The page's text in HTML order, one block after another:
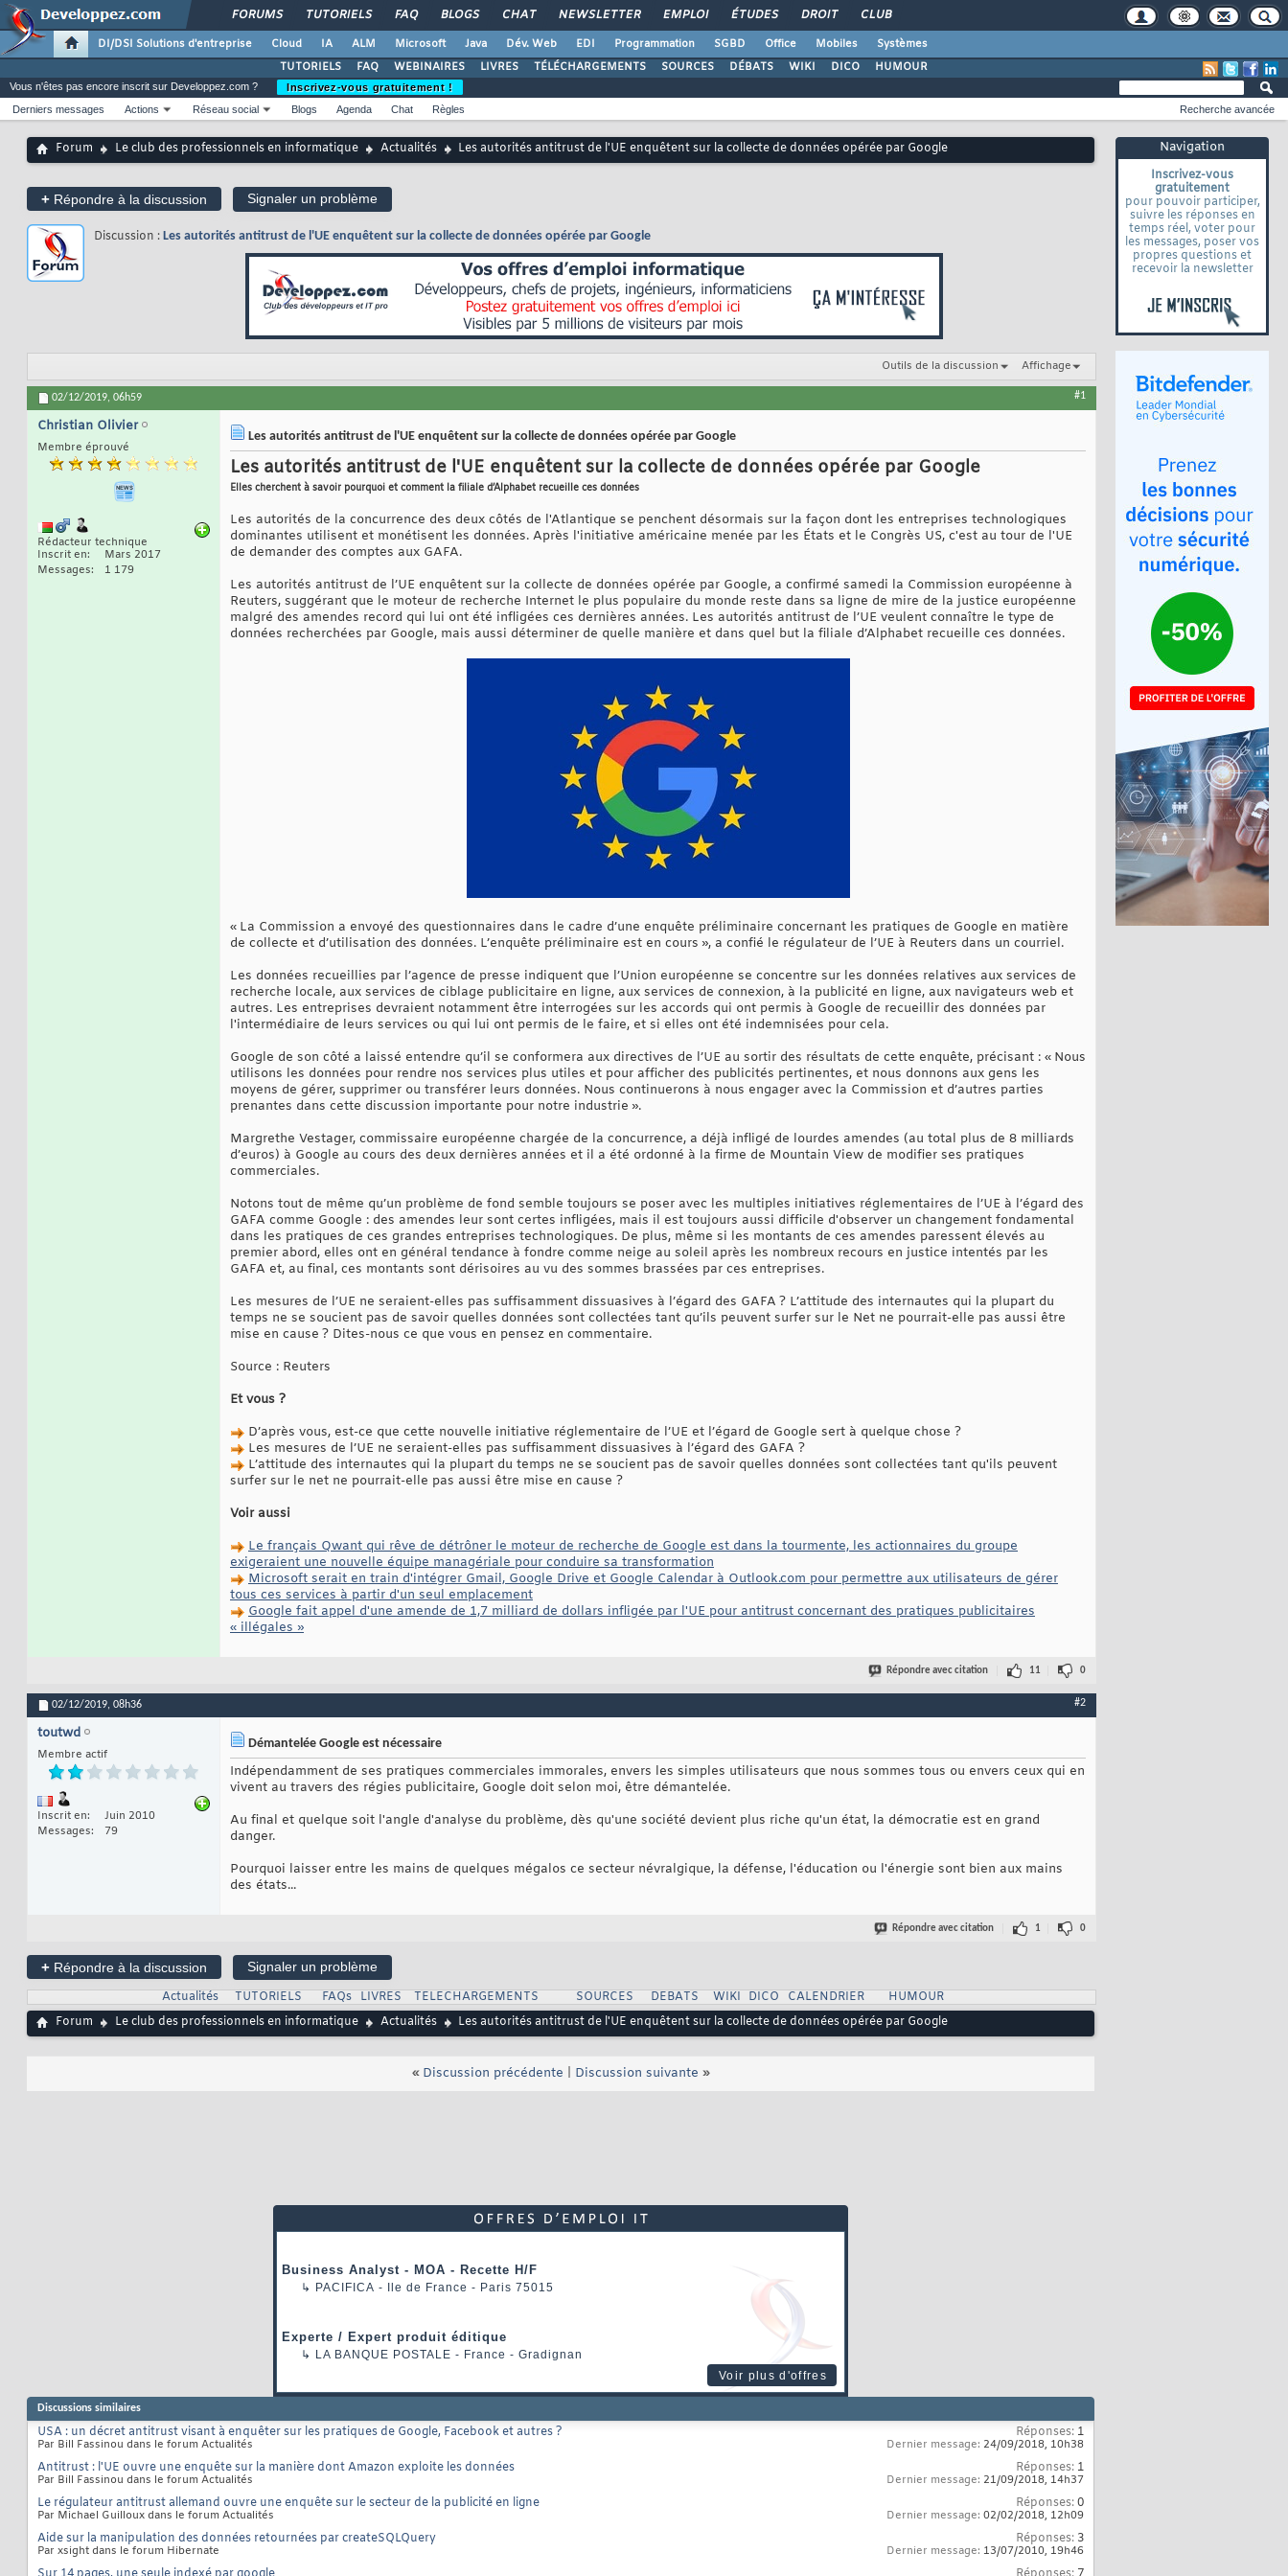
FORUMS TUTORIELS FAQ BLOGS CHAT NEWSLETTER EMPLOI ÉTUDES DROIT CLUB
DI/DSI Solutions d'entreprise Cloud IA ALM Microsoft Java Dév. Web EDI Programmation SGBD Office Mobiles
Systèmes
TUTORIELS
FAQ WEBINAIRES LIVRES TÉLÉCHARGEMENTS SOURCES DÉBATS WIKI DICO HUMOUR
Navigation
Inscrivez-vous
gratuitement
pour pouvoir participer,
suivre les réponses en
temps réel, voter pour
les messages, poser vos
propres questions et
recevoir la newsletter
Vous n'êtes pas encore inscrit sur Developpez.com ?
Inscrivez-vous gratuitement !
Derniers messages
Actions Réseau social Blogs Agenda Chat Règles Recherche avancée
Forum Le club des professionnels en informatique Actualités Les autorités antitrust de l'UE enquêtent sur la collecte de données opérée par Google
+ Répondre à la discussion Signaler un problème
Discussion : Les autorités antitrust de l'UE enquêtent sur la collecte de données opérée par Google
Outils de la discussion Affichage
02/12/2019, 06h59 #1
Christian Olivier
Membre éprouvé
Rédacteur technique
Inscrit en
Mars 2017
Messages
1 179
Les autorités antitrust de l'UE enquêtent sur la collecte de données opérée par Google
Les autorités antitrust de l'UE enquêtent sur la collecte de données opérée par Google
Elles cherchent à savoir pourquoi et comment la filiale d’Alphabet recueille ces données
Les autorités de la concurrence des deux côtés de l'Atlantique se penchent désormais sur la façon dont les entreprises technologiques
dominantes utilisent et monétisent les données. Après l'initiative américaine menée par les États et le Congrès US, c'est au tour de l'UE
de demander des comptes aux GAFA.
Les autorités antitrust de l’UE enquêtent sur la collecte de données opérée par Google, a confirmé samedi la Commission européenne à
Reuters, suggérant que le moteur de recherche Internet le plus populaire du monde reste dans sa ligne de mire de la justice européenne
malgré des amendes record qui lui ont été infligées ces dernières années. Les autorités antitrust de l’UE veulent connaître le type de
données recherchées par Google, mais aussi déterminer de quelle manière et dans quel but la filiale d’Alphabet recueille ces données.
« La Commission a envoyé des questionnaires dans le cadre d’une enquête préliminaire concernant les pratiques de Google en matière
de collecte et d’utilisation des données. L’enquête préliminaire est en cours », a confié le régulateur de l’UE à Reuters dans un courriel.
Les données recueillies par l’agence de presse indiquent que l’Union européenne se concentre sur les données relatives aux services de
recherche locale, aux services de ciblage publicitaire en ligne, aux services de connexion, à la publicité en ligne, aux navigateurs web et
autres. Les entreprises devraient notamment être interrogées sur les accords qui ont permis à Google de recueillir des données par
l'intermédiaire de leurs services ou qui lui ont permis de le faire, et si elles ont été indemnisées pour cela.
Google de son côté a laissé entendre qu’il se conformera aux directives de l’UE au sortir des résultats de cette enquête, précisant : « Nous
utilisons les données pour rendre nos services plus utiles et pour afficher des publicités pertinentes, et nous donnons aux gens les
moyens de gérer, supprimer ou transférer leurs données. Nous continuerons à nous engager avec la Commission et d’autres parties
prenantes dans cette discussion importante pour notre industrie ».
Margrethe Vestager, commissaire européenne chargée de la concurrence, a déjà infligé de lourdes amendes (au total plus de 8 milliards
d’euros) à Google au cours des deux dernières années et il a été ordonné à la firme de Mountain View de modifier ses pratiques
commerciales.
Notons tout de même qu’un problème de fond semble toujours se poser avec les multiples initiatives réglementaires de l’UE à l’égard des
GAFA comme Google : des amendes leur sont certes infligées, mais il est toujours aussi difficile d'observer un changement fondamental
dans les pratiques de ces grandes entreprises technologiques. De plus, même si les montants de ces amendes paressent élevés au
premier abord, elles ont en général tendance à fondre comme neige au soleil après les nombreux recours en justice intentés par les
GAFA et, au final, ces montants sont dérisoires au vu des sommes brassées par ces entreprises.
Les mesures de l’UE ne seraient-elles pas suffisamment dissuasives à l’égard des GAFA ? L’attitude des internautes qui la plupart du
temps ne se soucient pas de savoir quelles données sont collectées tant qu’ils peuvent surfer sur le Net ne pourrait-elle pas aussi être
mise en cause ? Dites-nous ce que vous en pensez en commentaire.
Source : Reuters
Et vous ?
D’après vous, est-ce que cette nouvelle initiative réglementaire de l’UE et l’égard de Google sert à quelque chose ?
Les mesures de l’UE ne seraient-elles pas suffisamment dissuasives à l’égard des GAFA ?
L’attitude des internautes qui la plupart du temps ne se soucient pas de savoir quelles données sont collectées tant qu'ils peuvent
surfer sur le net ne pourrait-elle pas aussi être mise en cause ?
Voir aussi
Le français Qwant qui rêve de détrôner le moteur de recherche de Google est dans la tourmente, les actionnaires du groupe
exigeraient une nouvelle équipe managériale pour conduire sa transformation
Microsoft serait en train d'intégrer Gmail, Google Drive et Google Calendar à Outlook.com pour permettre aux utilisateurs de gérer
tous ces services à partir d'un seul emplacement
Google fait appel d'une amende de 1,7 milliard de dollars infligée par l'UE pour antitrust concernant des pratiques publicitaires
« illégales »
Répondre avec citation 11 0
02/12/2019, 08h36 #2
toutwd
Membre actif
Inscrit en
Juin 2010
Messages
79
Démantelée Google est nécessaire
Indépendamment de ses pratiques commerciales immorales, envers les simples utilisateurs que nous sommes tous ou envers ceux qui en
vivent au travers des régies publicitaire, Google doit selon moi, être démantelée.
Au final et quelque soit l'angle d'analyse du problème, dès qu'une société devient plus riche qu'un état, la démocratie est en grand
danger.
Pourquoi laisser entre les mains de quelques mégalos ce secteur névralgique, la défense, l'éducation ou l'énergie sont bien aux mains
des états...
Répondre avec citation 1 0
+ Répondre à la discussion
Signaler un problème
Actualités
TUTORIELS FAQs LIVRES TELECHARGEMENTS SOURCES DEBATS WIKI DICO CALENDRIER
HUMOUR
Forum
Le club des professionnels en informatique Actualités Les autorités antitrust de l'UE enquêtent sur la collecte de données opérée par Google
« Discussion précédente Discussion suivante »
Business Analyst - MOA - Recette H/F
↳ PACIFICA - Ile de France - Paris 75015
Experte / Expert produit éditique
↳ LA BANQUE POSTALE - France - Gradignan
Voir plus d'offres
Discussions similaires
USA : un décret antitrust visant à enquêter sur les pratiques de Google, Facebook et autres ?
Par Bill Fassinou dans le forum Actualités
Réponses: 1
Dernier message: 24/09/2018, 10h38
Antitrust : l'UE ouvre une enquête sur la manière dont Amazon exploite les données
Par Bill Fassinou dans le forum Actualités
Réponses: 1
Dernier message: 21/09/2018, 14h37
Le régulateur antitrust allemand ouvre une enquête sur le secteur de la publicité en ligne
Par Michael Guilloux dans le forum Actualités
Réponses:0
Dernier message: 02/02/2018, 12h09
Aide sur la manipulation des données retournées par createSQLQuery
Par xsight dans le forum Hibernate
Réponses: 3
Dernier message: 13/07/2010, 19h46